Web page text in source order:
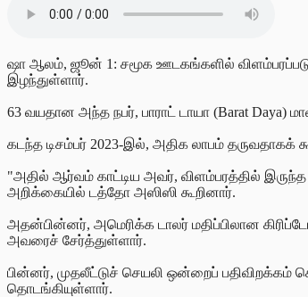
ஷா ஆலம், ஜூன் 1: சமூக ஊடகங்களில்
இழந்துள்ளார்.
63 வயதான அந்த நபர், பாராட் டாயா (Barat
கடந்த டிசம்பர் 2023-இல், அதிக லாபம் தருவதாகக்
"அதில் ஆர்வம் காட்டிய அவர், விளம்பரத்தில்
அறிக்கையில் டத்தோ அஸிஸி கூறினார்.
அதன்பின்னர், அமெரிக்க டாலர் மதிப்பிலான
அவரைச் சேர்த்துள்ளார்.
பின்னர், முதலீட்டுச் செயலி ஒன்றைப் பதிவிறக்கம்
தொடங்கியுள்ளார்.